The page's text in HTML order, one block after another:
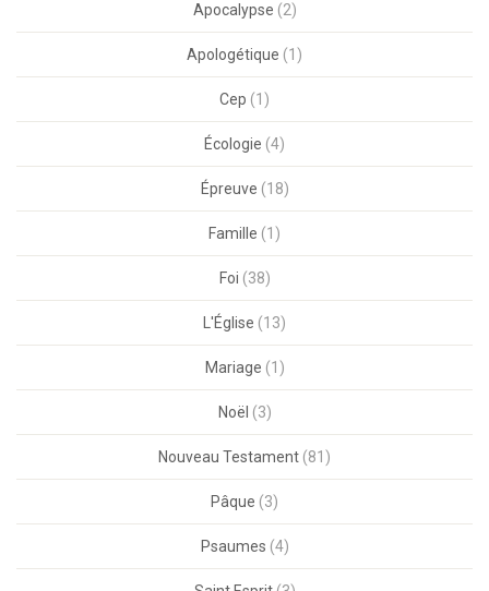
Apocalypse (2)
Apologétique (1)
Cep (1)
Écologie (4)
Épreuve (18)
Famille (1)
Foi (38)
L'Église (13)
Mariage (1)
Noël (3)
Nouveau Testament (81)
Pâque (3)
Psaumes (4)